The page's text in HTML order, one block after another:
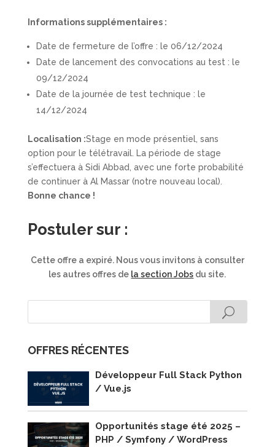
Informations supplémentaires :
Date de fermeture de l’offre : le 06/12/2024
Date de lancement des convocations au test : le
09/12/2024
Date de la journée de test technique : le
14/12/2024
Localisation :Stage en mode présentiel, sans
option pour le télétravail. La période de stage
s’effectuera à Sidi Abbad, avec une forte probabilité
de continuer à Al Massar (notre nouveau local).
Bonne chance !
Postuler sur :
Cette offre a expiré. Nous vous invitons à consulter
les autres offres de la section Jobs du site.
OFFRES RÉCENTES
Développeur Full Stack Python
/ Vue.js
Opportunités stage été 2025 –
PHP / Symfony / WordPress